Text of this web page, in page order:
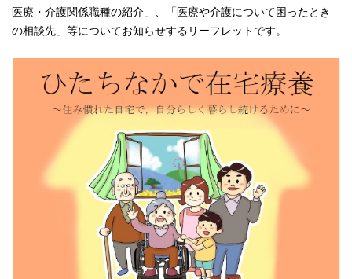
医療・介護関係職種の紹介」、「医療や介護について困ったとき
の相談先」等についてお知らせするリーフレットです。